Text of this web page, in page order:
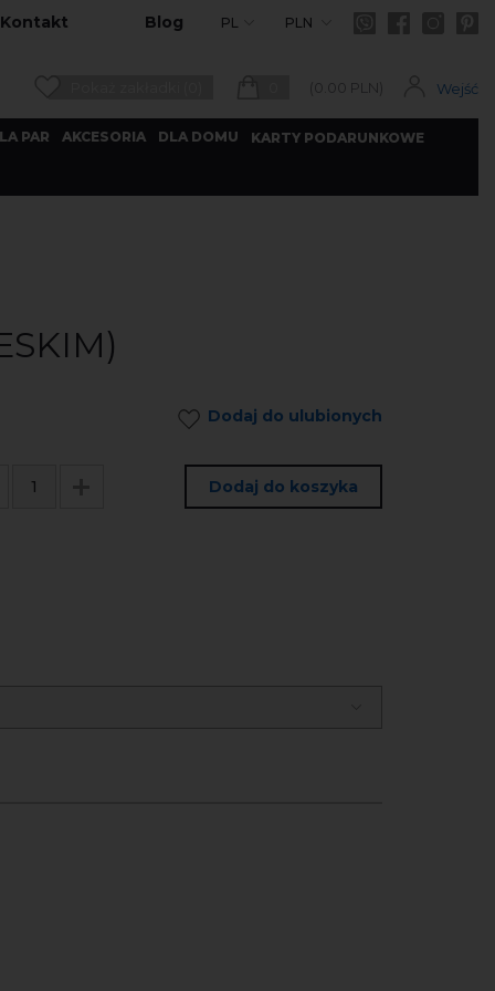
Kontakt Blog PL PLN
(0.00 PLN) Wejść
PAR AKCESORIA DLA DOMU KARTY PODARUNKOWE
Dodaj do ulubionych
Dodaj do koszyka